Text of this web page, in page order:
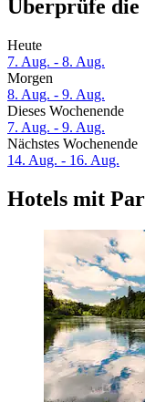
Überprüfe die
Heute
7. Aug. - 8. Aug.
Morgen
8. Aug. - 9. Aug.
Dieses Wochenende
7. Aug. - 9. Aug.
Nächstes Wochenende
14. Aug. - 16. Aug.
Hotels mit